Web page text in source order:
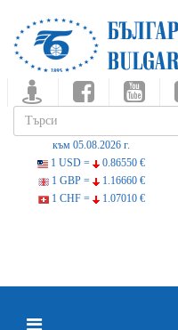
към 05.08.2026 г.
1 USD =
0.86550 €
1 GBP =
1.16660 €
1 CHF =
1.07010 €